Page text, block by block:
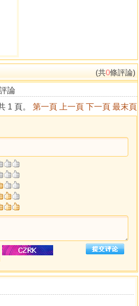
(共0條評論)
論
1 頁。 第一頁 上一頁 下一頁 最末頁